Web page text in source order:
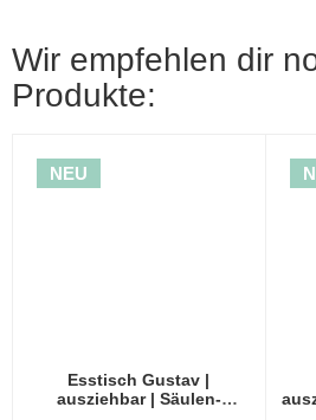
Wir empfehlen dir
Produkte:
NEU
Esstisch Gustav |
ausziehbar | Säulen-